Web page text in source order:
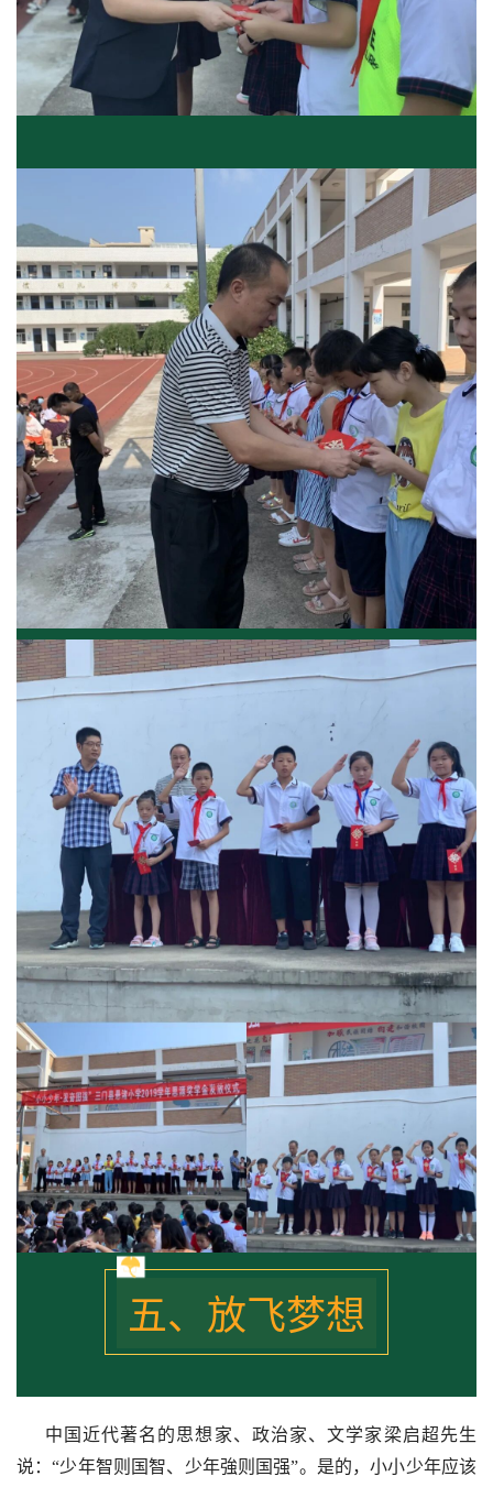
五、放飞梦想
中国近代著名的思想家、政治家、文学家梁启超先生
说：“少年智则国智、少年強则国强”。是的，小小少年应该